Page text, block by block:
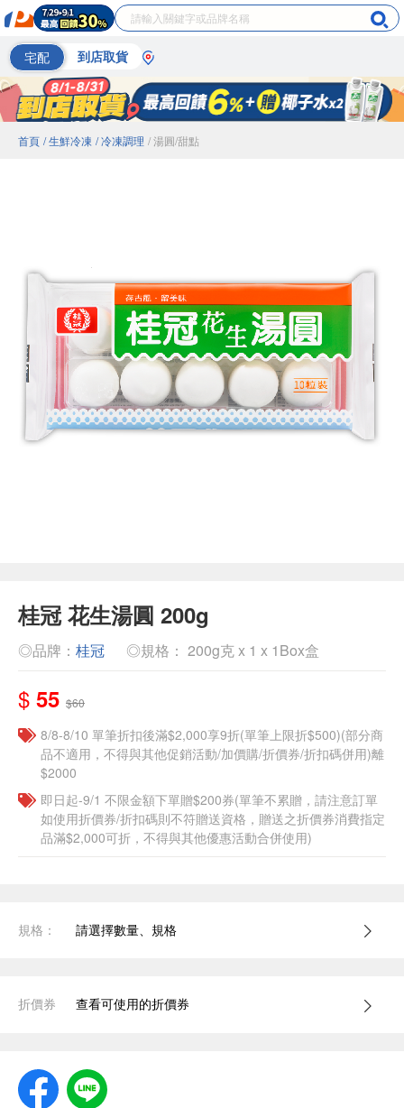
宅配 到店取貨
首頁 / 生鮮冷凍 / 冷凍調理 / 湯圓/甜點
桂冠 花生湯圓 200g
◎品牌： 桂冠 ◎規格： 200g克 x 1 x 1Box盒
$ 55 $60
8/8-8/10 單筆折扣後滿$2,000享9折(單筆上限折$500)(部分商
品不適用，不得與其他促銷活動/加價購/折價券/折扣碼併用)離
$2000
即日起-9/1 不限金額下單贈$200券(單筆不累贈，請注意訂單
如使用折價券/折扣碼則不符贈送資格，贈送之折價券消費指定
品滿$2,000可折，不得與其他優惠活動合併使用)
規格： 請選擇數量、規格
折價券 查看可使用的折價券